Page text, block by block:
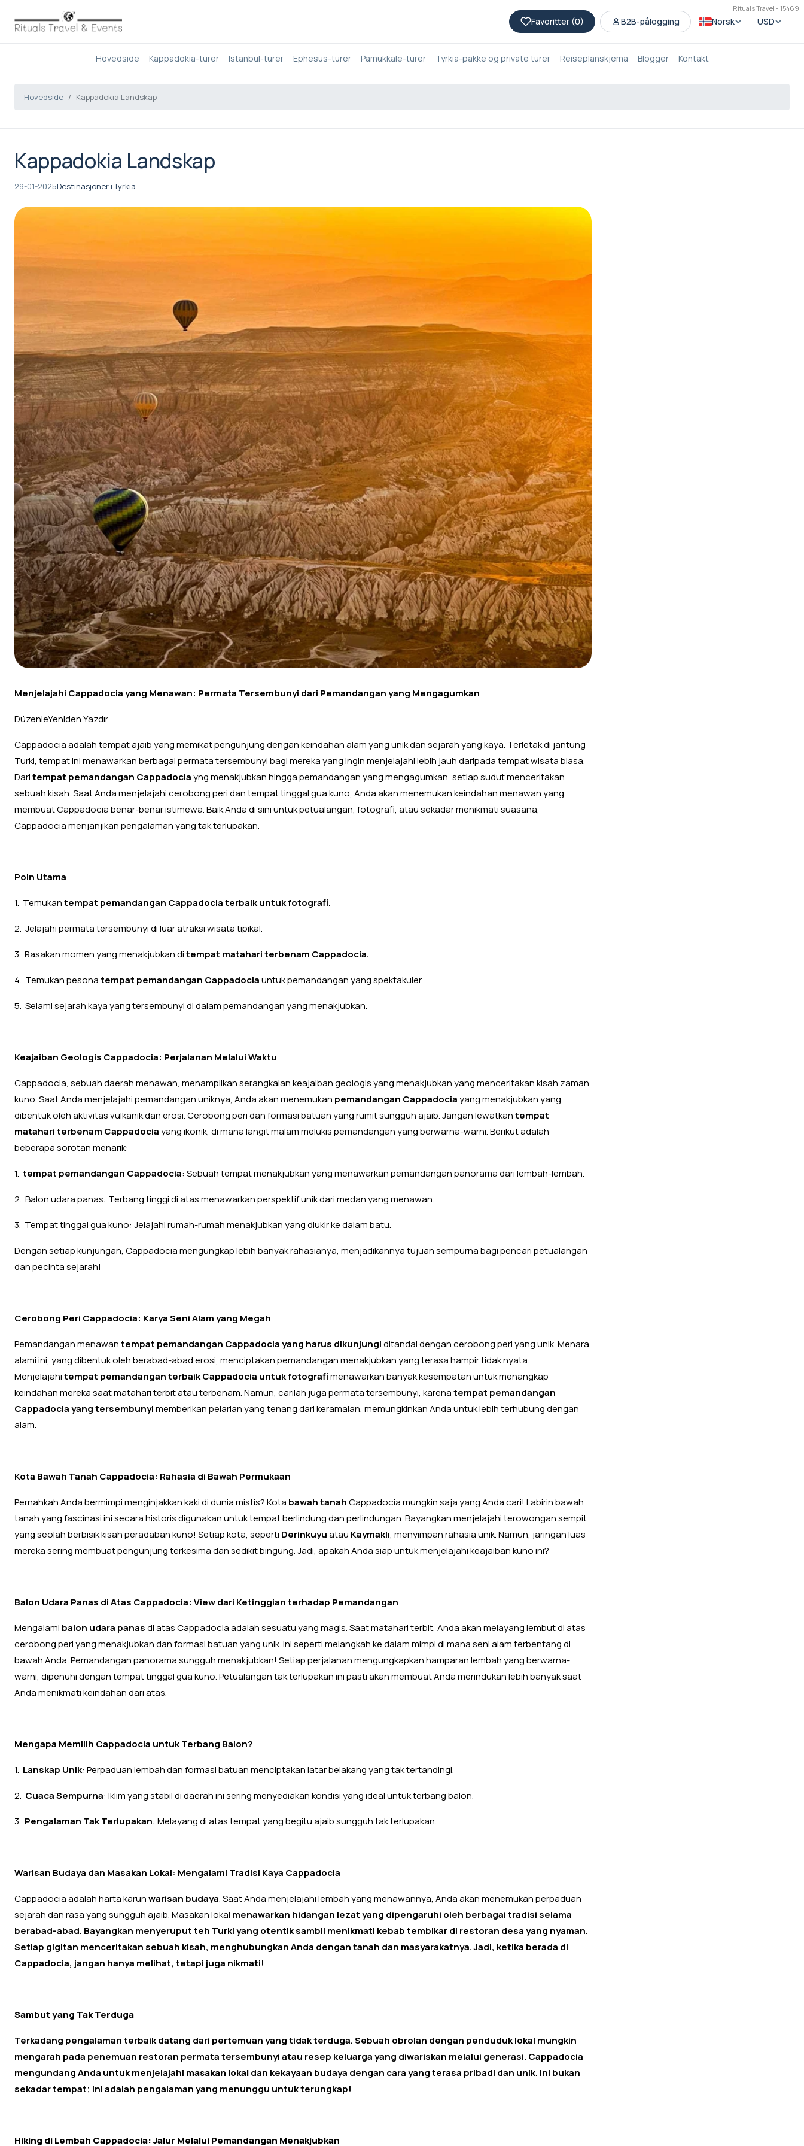
Rituals Travel - 15469
Favoritter (0) B2B-pålogging Norsk USD
Hovedside Kappadokia-turer Istanbul-turer Ephesus-turer Pamukkale-turer Tyrkia-pakke og private turer Reiseplanskjema Blogger Kontakt
Hovedside Kappadokia Landskap
Kappadokia Landskap
29-01-2025Destinasjoner i Tyrkia
Menjelajahi Cappadocia yang Menawan: Permata Tersembunyi dari Pemandangan yang Mengagumkan
DüzenleYeniden Yazdır
Cappadocia adalah tempat ajaib yang memikat pengunjung dengan keindahan alam yang unik dan sejarah yang kaya. Terletak di jantung
Turki, tempat ini menawarkan berbagai permata tersembunyi bagi mereka yang ingin menjelajahi lebih jauh daripada tempat wisata biasa.
Daritempat pemandangan Cappadociayng menakjubkan hingga pemandangan yang mengagumkan, setiap sudut menceritakan
sebuah kisah. Saat Anda menjelajahi cerobong peri dan tempat tinggal gua kuno, Anda akan menemukan keindahan menawan yang
membuat Cappadocia benar-benar istimewa. Baik Anda di sini untuk petualangan, fotografi, atau sekadar menikmati suasana,
Cappadocia menjanjikan pengalaman yang tak terlupakan.
Poin Utama
1. Temukantempat pemandangan Cappadocia terbaik untuk fotografi.
2. Jelajahi permata tersembunyi di luar atraksi wisata tipikal.
3. Rasakan momen yang menakjubkan ditempat matahari terbenam Cappadocia.
4. Temukan pesonatempat pemandangan Cappadociauntuk pemandangan yang spektakuler.
5. Selami sejarah kaya yang tersembunyi di dalam pemandangan yang menakjubkan.
Keajaiban Geologis Cappadocia: Perjalanan Melalui Waktu
Cappadocia, sebuah daerah menawan, menampilkan serangkaian keajaiban geologis yang menakjubkan yang menceritakan kisah zaman
kuno. Saat Anda menjelajahi pemandangan uniknya, Anda akan menemukan pemandangan Cappadociayang menakjubkan yang
dibentuk oleh aktivitas vulkanik dan erosi. Cerobong peri dan formasi batuan yang rumit sungguh ajaib. Jangan lewatkantempat
matahari terbenam Cappadociayang ikonik, di mana langit malam melukis pemandangan yang berwarna-warni. Berikut adalah
beberapa sorotan menarik:
1. tempat pemandangan Cappadocia: Sebuah tempat menakjubkan yang menawarkan pemandangan panorama dari lembah-lembah.
2. Balon udara panas: Terbang tinggi di atas menawarkan perspektif unik dari medan yang menawan.
3. Tempat tinggal gua kuno: Jelajahi rumah-rumah menakjubkan yang diukir ke dalam batu.
Dengan setiap kunjungan, Cappadocia mengungkap lebih banyak rahasianya, menjadikannya tujuan sempurna bagi pencari petualangan
dan pecinta sejarah!
Cerobong Peri Cappadocia: Karya Seni Alam yang Megah
Pemandangan menawantempat pemandangan Cappadocia yang harus dikunjungiditandai dengan cerobong peri yang unik. Menara
alami ini, yang dibentuk oleh berabad-abad erosi, menciptakan pemandangan menakjubkan yang terasa hampir tidak nyata.
Menjelajahitempat pemandangan terbaik Cappadocia untuk fotografimenawarkan banyak kesempatan untuk menangkap
keindahan mereka saat matahari terbit atau terbenam. Namun, carilah juga permata tersembunyi, karenatempat pemandangan
Cappadocia yang tersembunyimemberikan pelarian yang tenang dari keramaian, memungkinkan Anda untuk lebih terhubung dengan
alam.
Kota Bawah Tanah Cappadocia: Rahasia di Bawah Permukaan
Pernahkah Anda bermimpi menginjakkan kaki di dunia mistis? Kota bawah tanahCappadocia mungkin saja yang Anda cari! Labirin bawah
tanah yang fascinasi ini secara historis digunakan untuk tempat berlindung dan perlindungan. Bayangkan menjelajahi terowongan sempit
yang seolah berbisik kisah peradaban kuno! Setiap kota, seperti Derinkuyuatau Kaymaklı, menyimpan rahasia unik. Namun, jaringan luas
mereka sering membuat pengunjung terkesima dan sedikit bingung. Jadi, apakah Anda siap untuk menjelajahi keajaiban kuno ini?
Balon Udara Panas di Atas Cappadocia: View dari Ketinggian terhadap Pemandangan
Mengalami balon udara panasdi atas Cappadocia adalah sesuatu yang magis. Saat matahari terbit, Anda akan melayang lembut di atas
cerobong peri yang menakjubkan dan formasi batuan yang unik. Ini seperti melangkah ke dalam mimpi di mana seni alam terbentang di
bawah Anda. Pemandangan panorama sungguh menakjubkan! Setiap perjalanan mengungkapkan hamparan lembah yang berwarna-
warni, dipenuhi dengan tempat tinggal gua kuno. Petualangan tak terlupakan ini pasti akan membuat Anda merindukan lebih banyak saat
Anda menikmati keindahan dari atas.
Mengapa Memilih Cappadocia untuk Terbang Balon?
1. Lanskap Unik: Perpaduan lembah dan formasi batuan menciptakan latar belakang yang tak tertandingi.
2. Cuaca Sempurna: Iklim yang stabil di daerah ini sering menyediakan kondisi yang ideal untuk terbang balon.
3. Pengalaman Tak Terlupakan: Melayang di atas tempat yang begitu ajaib sungguh tak terlupakan.
Warisan Budaya dan Masakan Lokal: Mengalami Tradisi Kaya Cappadocia
Cappadocia adalah harta karunwarisan budaya. Saat Anda menjelajahi lembah yang menawannya, Anda akan menemukan perpaduan
sejarah dan rasa yang sungguh ajaib. Masakan lokal menawarkan hidangan lezat yang dipengaruhi oleh berbagai tradisi selama
berabad-abad. Bayangkan menyeruput teh Turki yang otentik sambil menikmati kebab tembikar di restoran desa yang nyaman.
Setiap gigitan menceritakan sebuah kisah, menghubungkan Anda dengan tanah dan masyarakatnya. Jadi, ketika berada di
Cappadocia, jangan hanya melihat, tetapi juga nikmati!
Sambut yang Tak Terduga
Terkadang pengalaman terbaik datang dari pertemuan yang tidak terduga. Sebuah obrolan dengan penduduk lokal mungkin
mengarah pada penemuan restoran permata tersembunyi atau resep keluarga yang diwariskan melalui generasi. Cappadocia
mengundang Anda untuk menjelajahi masakan lokaldan kekayaan budaya dengan cara yang terasa pribadi dan unik. Ini bukan
sekadar tempat; ini adalah pengalaman yang menunggu untuk terungkap!
Hiking di Lembah Cappadocia: Jalur Melalui Pemandangan Menakjubkan